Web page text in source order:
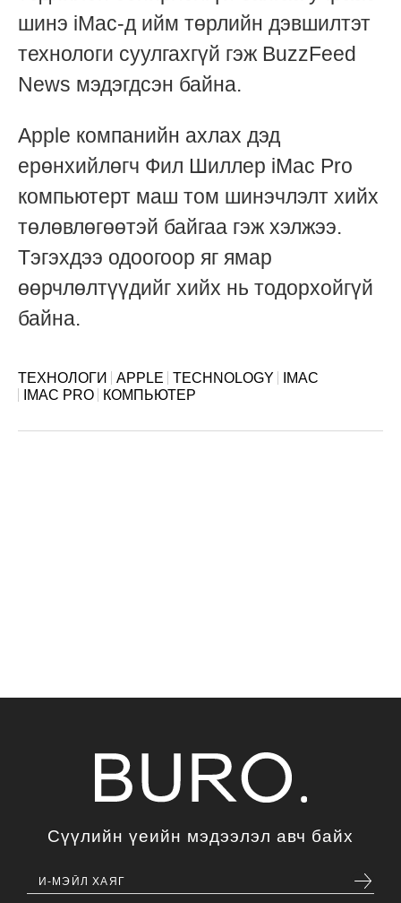
шинэ iMac-д ийм төрлийн дэвшилтэт
технологи суулгахгүй гэж BuzzFeed
News мэдэгдсэн байна.
Apple компанийн ахлах дэд
ерөнхийлөгч Фил Шиллер iMac Pro
компьютерт маш том шинэчлэлт хийх
төлөвлөгөөтэй байгаа гэж хэлжээ.
Тэгэхдээ одоогоор яг ямар
өөрчлөлтүүдийг хийх нь тодорхойгүй
байна.
ТЕХНОЛОГИ APPLE TECHNOLOGY
IMAC
IMAC PRO
КОМПЬЮТЕР
Сүүлийн үеийн мэдээлэл авч байх